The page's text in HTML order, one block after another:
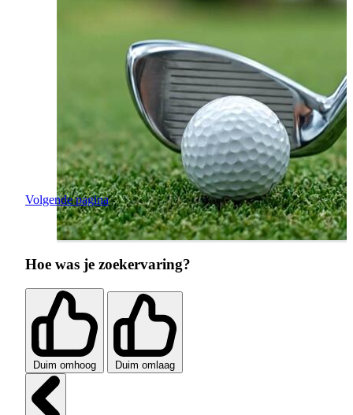
Volgende pagina
Hoe was je zoekervaring?
Duim omhoog Duim omlaag